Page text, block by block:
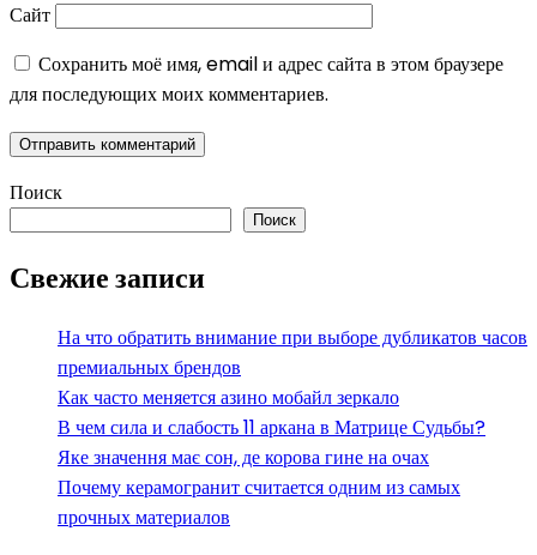
Сайт
Сохранить моё имя, email и адрес сайта в этом браузере
для последующих моих комментариев.
Поиск
Поиск
Свежие записи
На что обратить внимание при выборе дубликатов часов
премиальных брендов
Как часто меняется азино мобайл зеркало
В чем сила и слабость 11 аркана в Матрице Судьбы?
Яке значення має сон, де корова гине на очах
Почему керамогранит считается одним из самых
прочных материалов